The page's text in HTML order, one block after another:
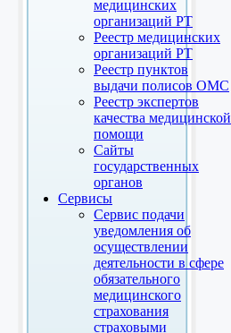
медицинских
организаций РТ
Реестр медицинских
организаций РТ
Реестр пунктов
выдачи полисов ОМС
Реестр экспертов
качества медицинской
помощи
Сайты
государственных
органов
Сервисы
Сервис подачи
уведомления об
осуществлении
деятельности в сфере
обязательного
медицинского
страхования
страховыми